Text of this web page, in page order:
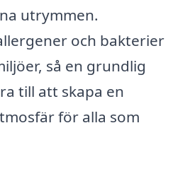
utrymmen.
och bakterier
så en grundlig
till att skapa en
för alla som